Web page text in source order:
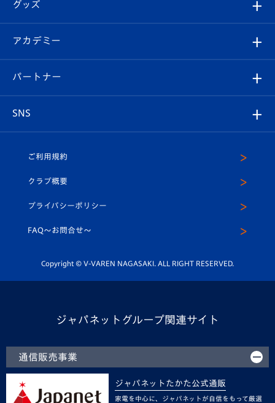
チケット
イベント
メディア
ホームタウン
スタッフプロフィール
マスコット紹介
平和祈念活動
ホームタウン活動
Revive Team
ヴィヴィくんの長崎おもてなしガイド
フォトギャラリー
スタジアムグルメ
V-LOVERS（ファンクラブ）
プレイヤーズスイート
グッズ
オンラインショップ
店舗情報
アカデミー
育成からのお知らせ
U-18
スクール
パートナー
SNS
ヴィヴィくんインスタグラム
公式LINE＠
ご利用規約
クラブ概要
プライバシーポリシー
FAQ〜お問合せ〜
Copyright © V-VAREN NAGASAKI. ALL RIGHT RESERVED.
ジャパネットグループ関連サイト
通信販売事業
ジャパネットたかた公式通販
家電を中心に、ジャパネットが自信をもって厳選